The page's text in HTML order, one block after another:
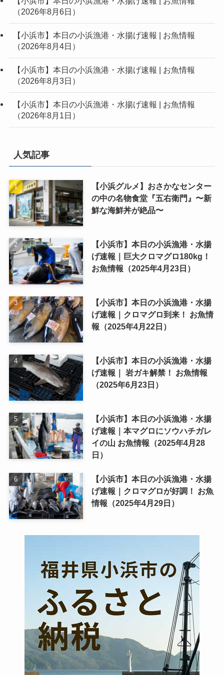
（2026年8月6日）
【小浜市】本日の小浜漁港・水揚げ速報 | お魚情報
（2026年8月4日）
【小浜市】本日の小浜漁港・水揚げ速報 | お魚情報
（2026年8月3日）
【小浜市】本日の小浜漁港・水揚げ速報 | お魚情報
（2026年8月1日）
人気記事
【小浜グルメ】おさかなセンター
の中の名物食堂『五右衛門』〜新
鮮な海鮮丼が絶品〜
【小浜市】本日の小浜漁港・水揚
げ速報｜巨大クロマグロ180kg！
お魚情報（2025年4月23日）
【小浜市】本日の小浜漁港・水揚
げ速報｜クロマグロ到来！ お魚情
報（2025年4月22日）
【小浜市】本日の小浜漁港・水揚
げ速報｜ 岩ガキ解禁！ お魚情報
（2025年6月23日）
【小浜市】本日の小浜漁港・水揚
げ速報｜本マグロにソウハチガレ
イの山 お魚情報（2025年4月28
日）
【小浜市】本日の小浜漁港・水揚
げ速報｜クロマグロが好調！ お魚
情報（2025年4月29日）